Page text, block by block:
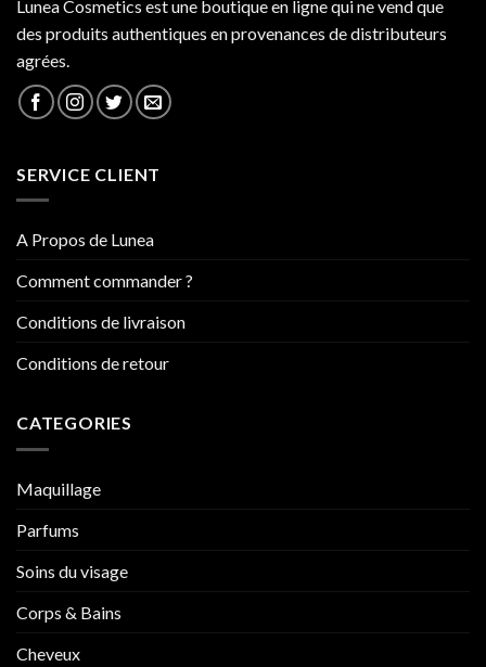
Lunea Cosmetics est une boutique en ligne qui ne vend que
des produits authentiques en provenances de distributeurs
agrées.
SERVICE CLIENT
A Propos de Lunea
Comment commander ?
Conditions de livraison
Conditions de retour
CATEGORIES
Maquillage
Parfums
Soins du visage
Corps & Bains
Cheveux